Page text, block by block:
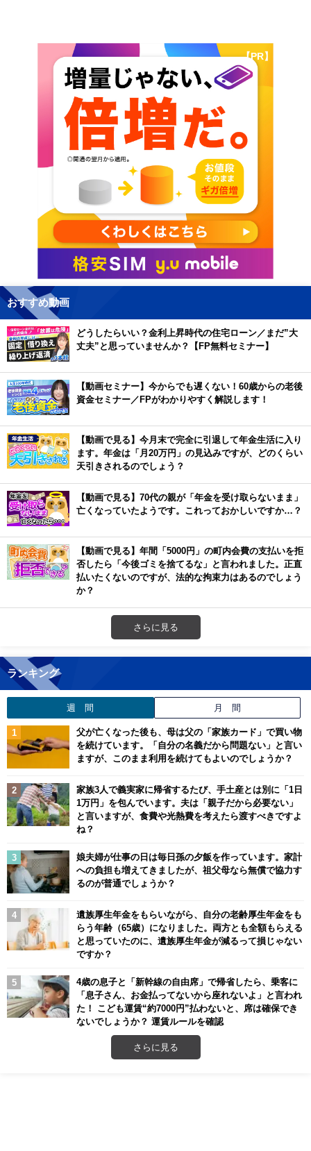
【PR】
おすすめ動画
どうしたらいい？金利上昇時代の住宅ローン／まだ”大
丈夫”と思っていませんか？【FP無料セミナー】
【動画セミナー】今からでも遅くない！60歳からの老後
資金セミナー／FPがわかりやすく解説します！
【動画で見る】今月末で完全に引退して年金生活に入り
ます。年金は「月20万円」の見込みですが、どのくらい
天引きされるのでしょう？
【動画で見る】70代の親が「年金を受け取らないまま」
亡くなっていたようです。これっておかしいですか…？
【動画で見る】年間「5000円」の町内会費の支払いを拒
否したら「今後ゴミを捨てるな」と言われました。正直
払いたくないのですが、法的な拘束力はあるのでしょう
か？
さらに見る
ランキング
週 間 月 間
父が亡くなった後も、母は父の「家族カード」で買い物
を続けています。「自分の名義だから問題ない」と言い
ますが、このまま利用を続けてもよいのでしょうか？
家族3人で義実家に帰省するたび、手土産とは別に「1日
1万円」を包んでいます。夫は「親子だから必要ない」
と言いますが、食費や光熱費を考えたら渡すべきですよ
ね？
娘夫婦が仕事の日は毎日孫の夕飯を作っています。家計
への負担も増えてきましたが、祖父母なら無償で協力す
るのが普通でしょうか？
遺族厚生年金をもらいながら、自分の老齢厚生年金をも
らう年齢（65歳）になりました。両方とも全額もらえる
と思っていたのに、遺族厚生年金が減るって損じゃない
ですか？
4歳の息子と「新幹線の自由席」で帰省したら、乗客に
「息子さん、お金払ってないから座れないよ」と言われ
た！ こども運賃“約7000円”払わないと、席は確保でき
ないでしょうか？ 運賃ルールを確認
さらに見る